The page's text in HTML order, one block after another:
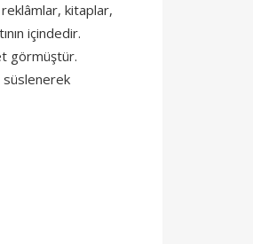
kitaplar,
içindedir.
görmüştür.
süslenerek